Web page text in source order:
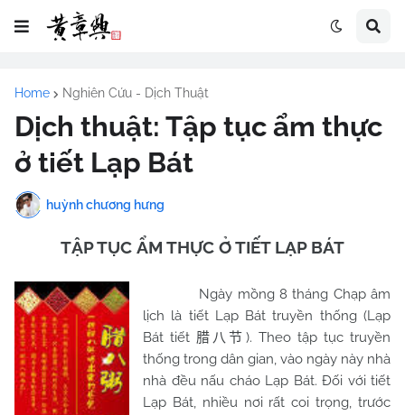
Home Nghiên Cứu - Dịch Thuật
Dịch thuật: Tập tục ẩm thực
ở tiết Lạp Bát
huỳnh chương hưng
TẬP TỤC ẨM THỰC Ở TIẾT LẠP BÁT
Ngày mồng 8 tháng Chạp âm
lịch là tiết Lạp Bát truyền thống (Lạp
Bát tiết 腊八节 ). Theo tập tục truyền
thống trong dân gian, vào ngày này nhà
nhà đều nấu cháo Lạp Bát. Đối với tiết
Lạp Bát, nhiều nơi rất coi trọng, trước